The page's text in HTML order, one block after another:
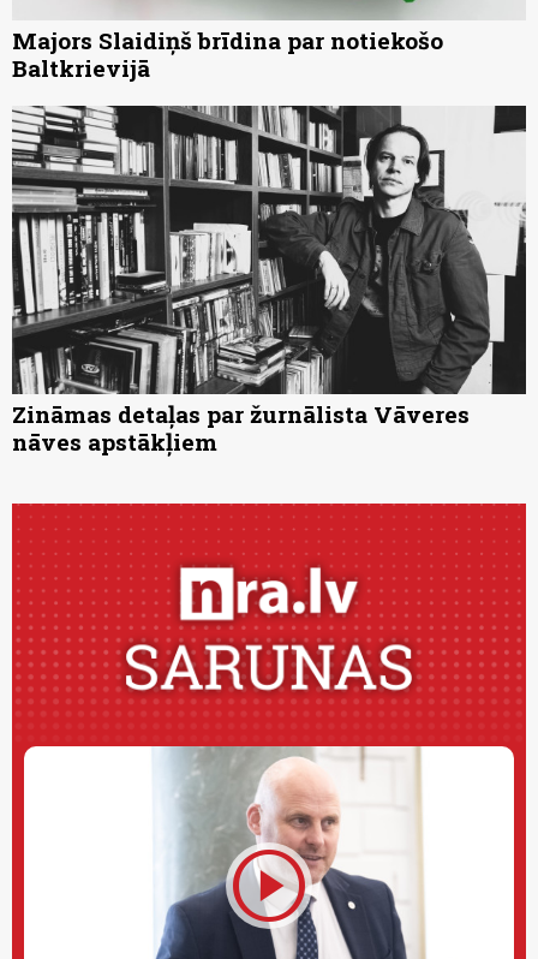
Majors Slaidiņš brīdina par notiekošo
Baltkrievijā
Zināmas detaļas par žurnālista Vāveres
nāves apstākļiem
play_circle